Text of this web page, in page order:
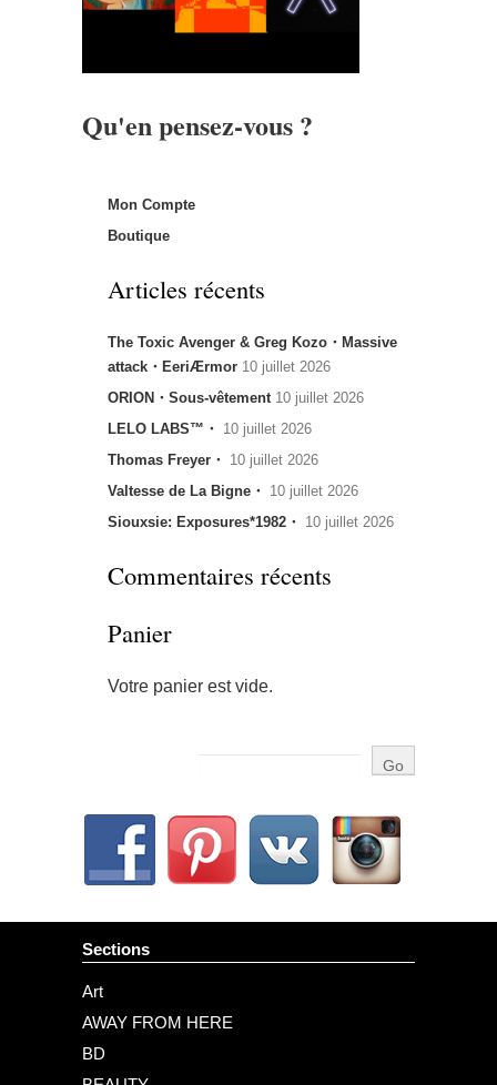
Qu'en pensez-vous ?
Mon Compte
Boutique
Articles récents
The Toxic Avenger & Greg Kozo・Massive
attack・EeriÆrmor 10 juillet 2026
ORION・Sous-vêtement 10 juillet 2026
LELO LABS™・ 10 juillet 2026
Thomas Freyer・ 10 juillet 2026
Valtesse de La Bigne・ 10 juillet 2026
Siouxsie: Exposures*1982・ 10 juillet 2026
Commentaires récents
Panier
Votre panier est vide.
Sections
Art
AWAY FROM HERE
BD